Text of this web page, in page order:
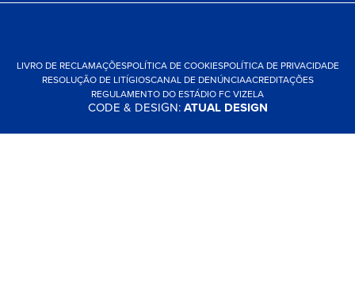
LIVRO DE RECLAMAÇÕESPOLÍTICA DE COOKIESPOLÍTICA DE PRIVACIDADE
RESOLUÇÃO DE LITÍGIOSCANAL DE DENÚNCIAACREDITAÇÕES
REGULAMENTO DO ESTÁDIO FC VIZELA
CODE & DESIGN:ATUAL DESIGN